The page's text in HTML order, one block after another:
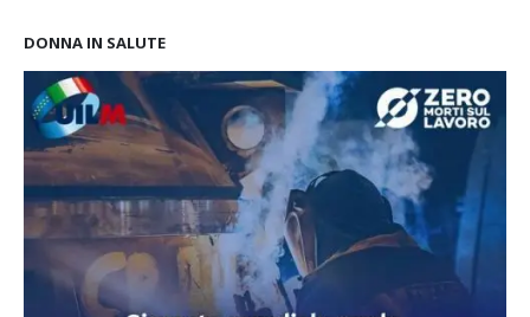
DONNA IN SALUTE